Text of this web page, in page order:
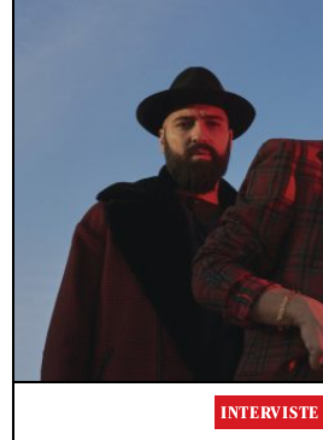
INTERVISTE